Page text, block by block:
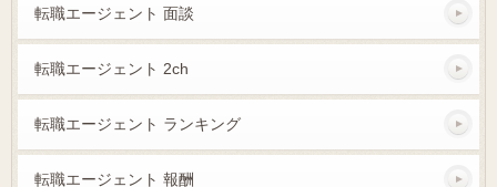
転職エージェント 面談
転職エージェント 2ch
転職エージェント ランキング
転職エージェント 報酬